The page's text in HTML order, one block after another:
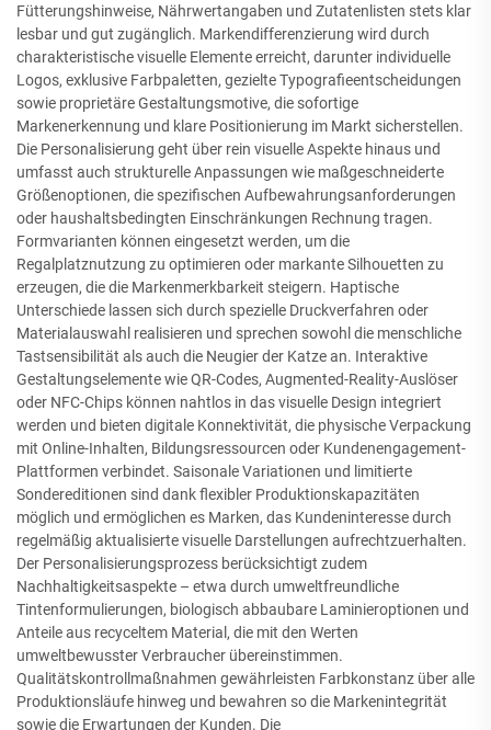
Fütterungshinweise, Nährwertangaben und Zutatenlisten stets klar
lesbar und gut zugänglich. Markendifferenzierung wird durch
charakteristische visuelle Elemente erreicht, darunter individuelle
Logos, exklusive Farbpaletten, gezielte Typografieentscheidungen
sowie proprietäre Gestaltungsmotive, die sofortige
Markenerkennung und klare Positionierung im Markt sicherstellen.
Die Personalisierung geht über rein visuelle Aspekte hinaus und
umfasst auch strukturelle Anpassungen wie maßgeschneiderte
Größenoptionen, die spezifischen Aufbewahrungsanforderungen
oder haushaltsbedingten Einschränkungen Rechnung tragen.
Formvarianten können eingesetzt werden, um die
Regalplatznutzung zu optimieren oder markante Silhouetten zu
erzeugen, die die Markenmerkbarkeit steigern. Haptische
Unterschiede lassen sich durch spezielle Druckverfahren oder
Materialauswahl realisieren und sprechen sowohl die menschliche
Tastsensibilität als auch die Neugier der Katze an. Interaktive
Gestaltungselemente wie QR-Codes, Augmented-Reality-Auslöser
oder NFC-Chips können nahtlos in das visuelle Design integriert
werden und bieten digitale Konnektivität, die physische Verpackung
mit Online-Inhalten, Bildungsressourcen oder Kundenengagement-
Plattformen verbindet. Saisonale Variationen und limitierte
Sondereditionen sind dank flexibler Produktionskapazitäten
möglich und ermöglichen es Marken, das Kundeninteresse durch
regelmäßig aktualisierte visuelle Darstellungen aufrechtzuerhalten.
Der Personalisierungsprozess berücksichtigt zudem
Nachhaltigkeitsaspekte – etwa durch umweltfreundliche
Tintenformulierungen, biologisch abbaubare Laminieroptionen und
Anteile aus recyceltem Material, die mit den Werten
umweltbewusster Verbraucher übereinstimmen.
Qualitätskontrollmaßnahmen gewährleisten Farbkonstanz über alle
Produktionsläufe hinweg und bewahren so die Markenintegrität
sowie die Erwartungen der Kunden. Die